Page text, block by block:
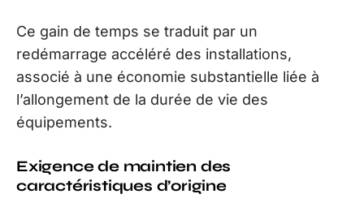
Ce gain de temps se traduit par un
redémarrage accéléré des installations,
associé à une économie substantielle liée à
l’allongement de la durée de vie des
équipements.
Exigence de maintien des
caractéristiques d’origine